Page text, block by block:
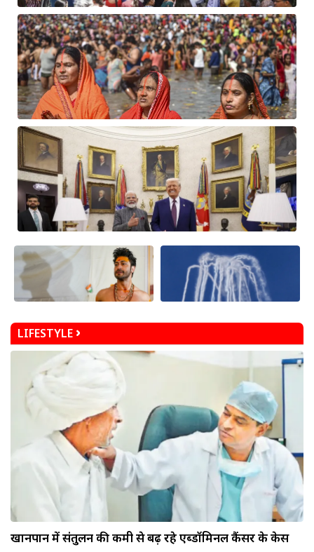
LIFESTYLE
खानपान में संतुलन की कमी से बढ़ रहे एब्डॉमिनल कैंसर के केस